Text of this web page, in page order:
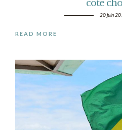
côté
20 juin
READ MORE